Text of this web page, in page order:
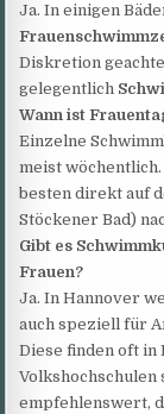
Ja. In einigen
Diskretion
gelegentlich
Wann ist
Einzelne
meist
besten direkt auf
Stöckener Bad)
Gibt es
Frauen?
Ja. In Hannover
auch speziell für
Diese finden oft
empfehlenswert,